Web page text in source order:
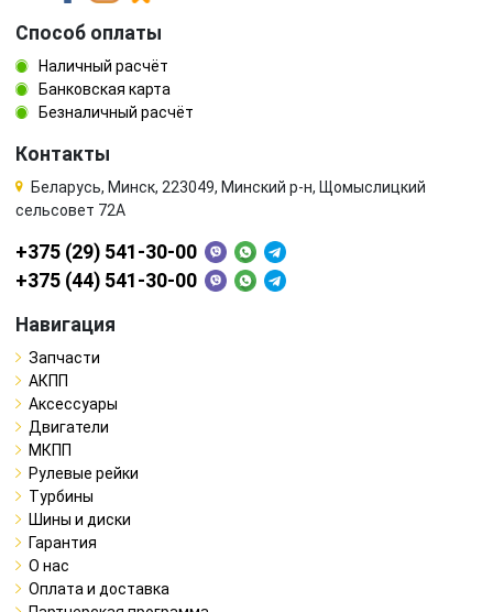
Способ оплаты
Наличный расчёт
Банковская карта
Безналичный расчёт
Контакты
Беларусь, Минск, 223049, Минский р-н, Щомыслицкий
сельсовет 72А
+375 (29) 541-30-00
+375 (44) 541-30-00
Навигация
Запчасти
АКПП
Аксессуары
Двигатели
МКПП
Рулевые рейки
Турбины
Шины и диски
Гарантия
О нас
Оплата и доставка